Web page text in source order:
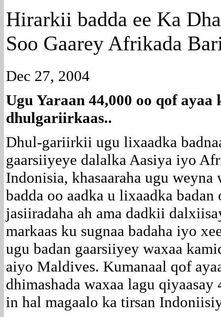
Hirarkii badda ee Ka
Soo Gaarey Afrikada
Dec 27, 2004
Ugu Yaraan 44,000 oo qof
dhulgariirkaas..
Dhul-gariirkii ugu lixaadka
gaarsiiyeye dalalka Aasiya iyo
Indonisia, khasaaraha ugu
badda oo aadka u lixaadka
jasiiradaha ah ama dadkii
markaas ku sugnaa badaha iyo
ugu badan gaarsiiyey waxaa
aiyo Maldives. Kumanaal qof
dhimashada waxaa lagu
in hal magaalo ka tirsan